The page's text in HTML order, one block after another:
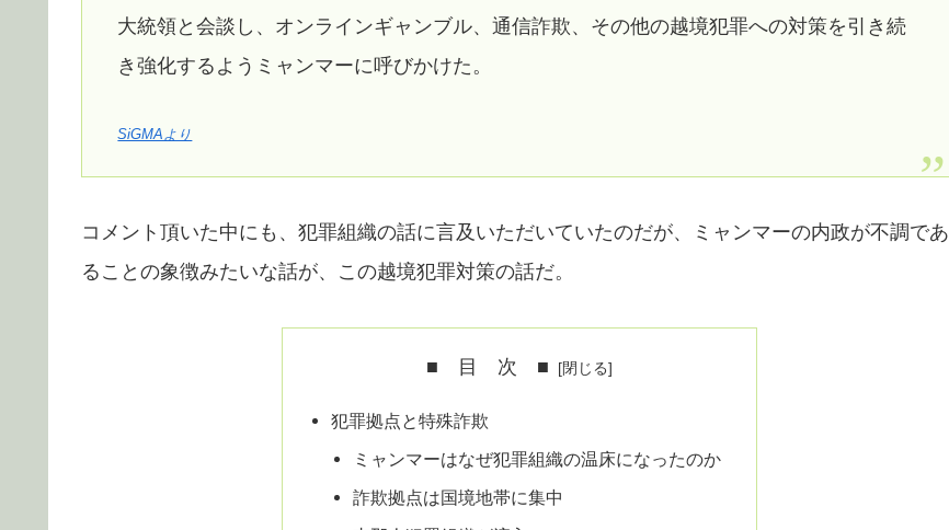
大統領と会談し、オンラインギャンブル、通信詐欺、その他の越境犯罪への対策を引き続
き強化するようミャンマーに呼びかけた。
SiGMAより
コメント頂いた中にも、犯罪組織の話に言及いただいていたのだが、ミャンマーの内政が不調であ
ることの象徴みたいな話が、この越境犯罪対策の話だ。
■ 目 次 ■
犯罪拠点と特殊詐欺
ミャンマーはなぜ犯罪組織の温床になったのか
詐欺拠点は国境地帯に集中